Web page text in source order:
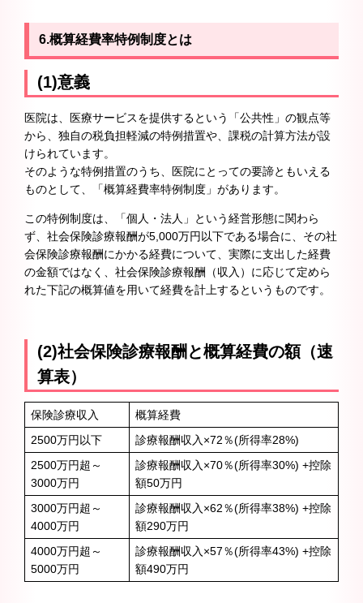
6.概算経費率特例制度とは
(1)意義
医院は、医療サービスを提供するという「公共性」の観点等
から、独自の税負担軽減の特例措置や、課税の計算方法が設
けられています。
そのような特例措置のうち、医院にとっての要諦ともいえる
ものとして、「概算経費率特例制度」があります。
この特例制度は、「個人・法人」という経営形態に関わら
ず、社会保険診療報酬が5,000万円以下である場合に、その社
会保険診療報酬にかかる経費について、実際に支出した経費
の金額ではなく、社会保険診療報酬（収入）に応じて定めら
れた下記の概算値を用いて経費を計上するというものです。
(2)社会保険診療報酬と概算経費の額（速
算表）
保険診療収入
概算経費
2500万円以下
診療報酬収入×72％(所得率28%)
2500万円超～
3000万円
診療報酬収入×70％(所得率30%) +控除
額50万円
3000万円超～
4000万円
診療報酬収入×62％(所得率38%) +控除
額290万円
4000万円超～
5000万円
診療報酬収入×57％(所得率43%) +控除
額490万円